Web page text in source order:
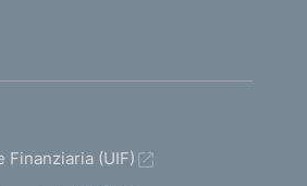
Finanziaria (UIF)